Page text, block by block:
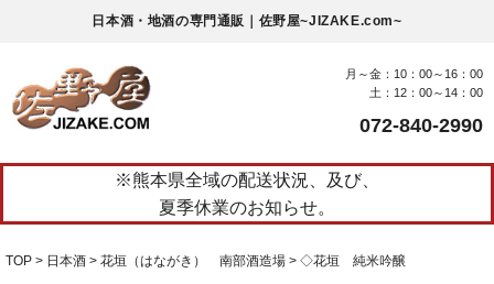
日本酒・地酒の専門通販｜佐野屋~JIZAKE.com~
月～金：10：00～16：00
土：12：00～14：00
072-840-2990
※熊本県全域の配送状況、及び、
夏季休業のお知らせ。
TOP 日本酒 花垣（はながき） 南部酒造場 ◇花垣 純米吟醸